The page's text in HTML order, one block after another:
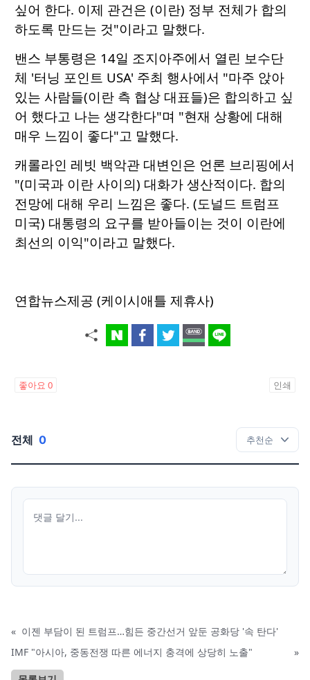
싶어 한다. 이제 관건은 (이란) 정부 전체가 합의
하도록 만드는 것"이라고 말했다.
밴스 부통령은 14일 조지아주에서 열린 보수단
체 '터닝 포인트 USA' 주최 행사에서 "마주 앉아
있는 사람들(이란 측 협상 대표들)은 합의하고 싶
어 했다고 나는 생각한다"며 "현재 상황에 대해
매우 느낌이 좋다"고 말했다.
캐롤라인 레빗 백악관 대변인은 언론 브리핑에서
"(미국과 이란 사이의) 대화가 생산적이다. 합의
전망에 대해 우리 느낌은 좋다. (도널드 트럼프
미국) 대통령의 요구를 받아들이는 것이 이란에
최선의 이익"이라고 말했다.
연합뉴스제공 (케이시애틀 제휴사)
좋아요 0 인쇄
전체 0
« 이젠 부담이 된 트럼프…힘든 중간선거 앞둔 공화당 '속 탄다'
IMF "아시아, 중동전쟁 따른 에너지 충격에 상당히 노출"
»